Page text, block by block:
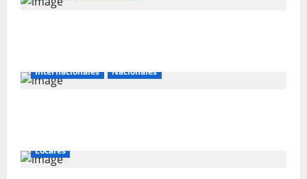
Internacionales Nacionales
Locales